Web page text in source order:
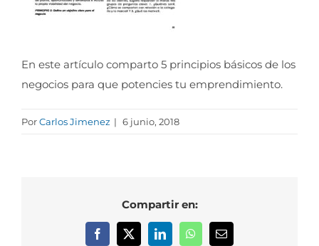
En este artículo comparto 5 principios básicos de los
negocios para que potencies tu emprendimiento.
PorCarlos Jimenez | 6 junio, 2018
Compartir en:
Facebook
X LinkedInWhatsAppCorreo